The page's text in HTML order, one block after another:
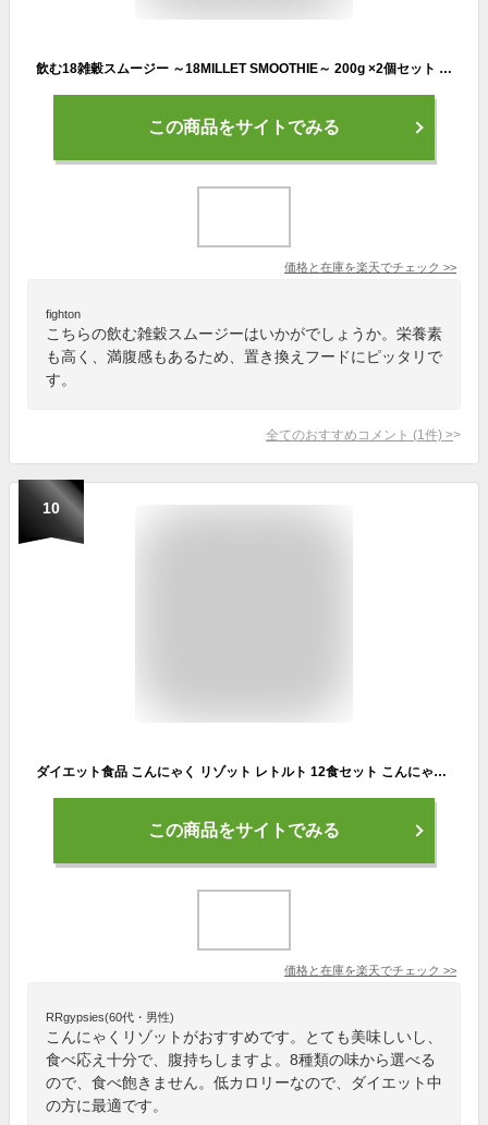
飲む18雑穀スムージー ～18MILLET SMOOTHIE～ 200g ×2個セット ＜黒糖きな粉味＞（ スムージー ダイエット 置き換え 国産 雑穀 乳酸菌 きなこ 雑穀スムージー スーパーフード 置換えダイエット ダイエット食品 美味しい 朝食 腹持ち 満腹感 美容 健康 粉末 ）
この商品をサイトでみる
価格と在庫を楽天でチェック >>
fighton
こちらの飲む雑穀スムージーはいかがでしょうか。栄養素
も高く、満腹感もあるため、置き換えフードにピッタリで
す。
全てのおすすめコメント (1 件) >
10
ダイエット食品 こんにゃく リゾット レトルト 12食セット こんにゃく米 コンニャク米 糖質制限 置き換えダイエット 食品 低カロリー カロリーオフ ダイエット食品 満腹感 ぞうすい 低糖質 糖質オフ 蒟蒻 即席 リゾット 簡単 レンジ 和風 トマト【送料無料】【340002】
この商品をサイトでみる
価格と在庫を楽天でチェック >>
RRgypsies(60代・男性)
こんにゃくリゾットがおすすめです。とても美味しいし、
食べ応え十分で、腹持ちしますよ。8種類の味から選べる
ので、食べ飽きません。低カロリーなので、ダイエット中
の方に最適です。